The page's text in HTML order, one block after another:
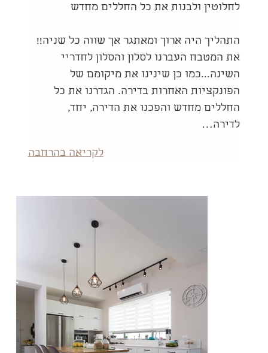
לחלוטין ולבנות את כל החללים מחדש
התהליך היה ארוך ומאתגר אך שווה כל שניה!!
את המטבח העברנו לסלון והסלון לחדריי
השינה...כמו כן שינינו את מיקומם של
הפונקציות האחרות בדירה. הגדרנו את כל
החללים מחדש והפכנו את הדירה, יחד,
לדירה…
לקריאה בהרחבה